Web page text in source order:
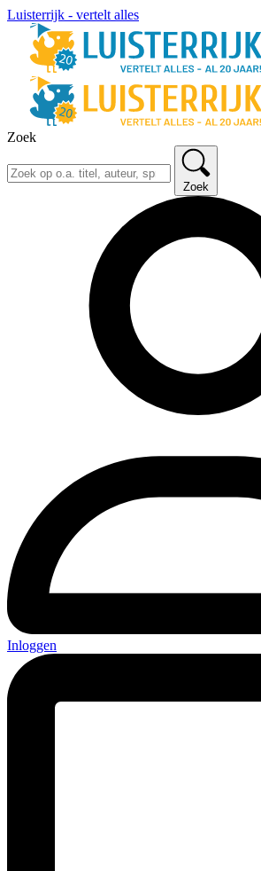
Luisterrijk - vertelt alles
Zoek
Zoek
Inloggen